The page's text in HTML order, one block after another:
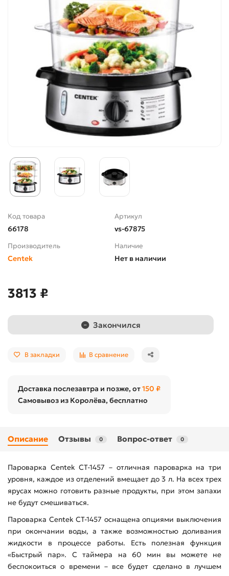
Код товара
66178
Артикул
vs-67875
Производитель
Centek
Наличие
Нет в наличии
3813 ₽
Закончился
В закладки В сравнение
Доставка послезавтра и позже, от150 ₽
Самовывоз из Королёва, бесплатно
Описание Отзывы 0 Вопрос-ответ 0
Пароварка Centek CT-1457 – отличная пароварка на три
уровня, каждое из отделений вмещает до 3 л. На всех трех
ярусах можно готовить разные продукты, при этом запахи
не будут смешиваться.
Пароварка Centek CT-1457 оснащена опциями выключения
при окончании воды, а также возможностью доливания
жидкости в процессе работы. Есть полезная функция
«Быстрый пар». С таймера на 60 мин вы можете не
беспокоиться о времени – все будет сделано в лучшем